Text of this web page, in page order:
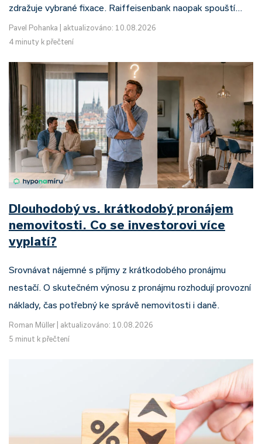
zdražuje vybrané fixace. Raiffeisenbank naopak spouští…
Pavel Pohanka
aktualizováno: 10.08.2026
4 minuty k přečtení
Dlouhodobý vs. krátkodobý pronájem
nemovitosti. Co se investorovi více
vyplatí?
Srovnávat nájemné s příjmy z krátkodobého pronájmu
nestačí. O skutečném výnosu z pronájmu rozhodují provozní
náklady, čas potřebný ke správě nemovitosti i daně.
Roman Müller
aktualizováno: 10.08.2026
5 minut k přečtení